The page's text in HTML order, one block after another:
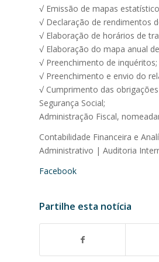
√ Emissão de mapas
√ Declaração de rendimentos
√ Elaboração de horários de
√ Elaboração do mapa anual
√ Preenchimento de inquéritos;
√ Preenchimento e envio do
√ Cumprimento das
Segurança Social;
Administração Fiscal,
Contabilidade Financeira e
Administrativo | Auditoria
Facebook
Partilhe esta notícia